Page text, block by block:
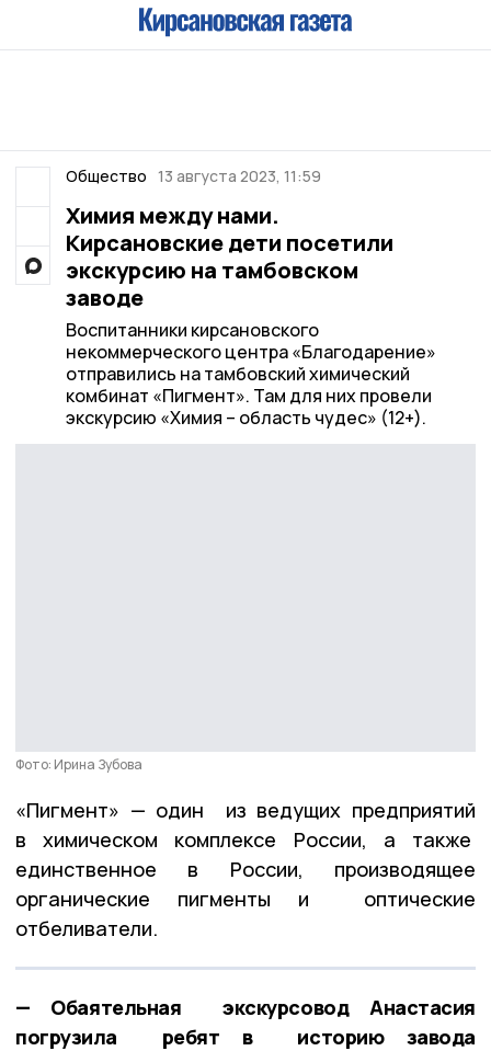
Общество 13 августа 2023, 11:59
Химия между нами.
Кирсановские дети посетили
экскурсию на тамбовском
заводе
Воспитанники кирсановского
некоммерческого центра «Благодарение»
отправились на тамбовский химический
комбинат «Пигмент». Там для них провели
экскурсию «Химия – область чудес» (12+).
Фото: Ирина Зубова
«Пигмент» — один из ведущих предприятий
в химическом комплексе России, а также
единственное в России, производящее
органические пигменты и оптические
отбеливатели.
— Обаятельная экскурсовод Анастасия
погрузила ребят в историю завода